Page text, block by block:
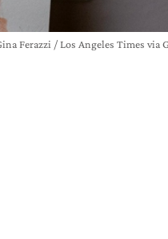
Ferazzi / Los Angeles Times via